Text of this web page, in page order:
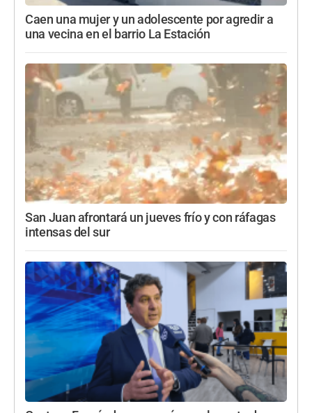
Caen una mujer y un adolescente por agredir a
una vecina en el barrio La Estación
San Juan afrontará un jueves frío y con ráfagas
intensas del sur